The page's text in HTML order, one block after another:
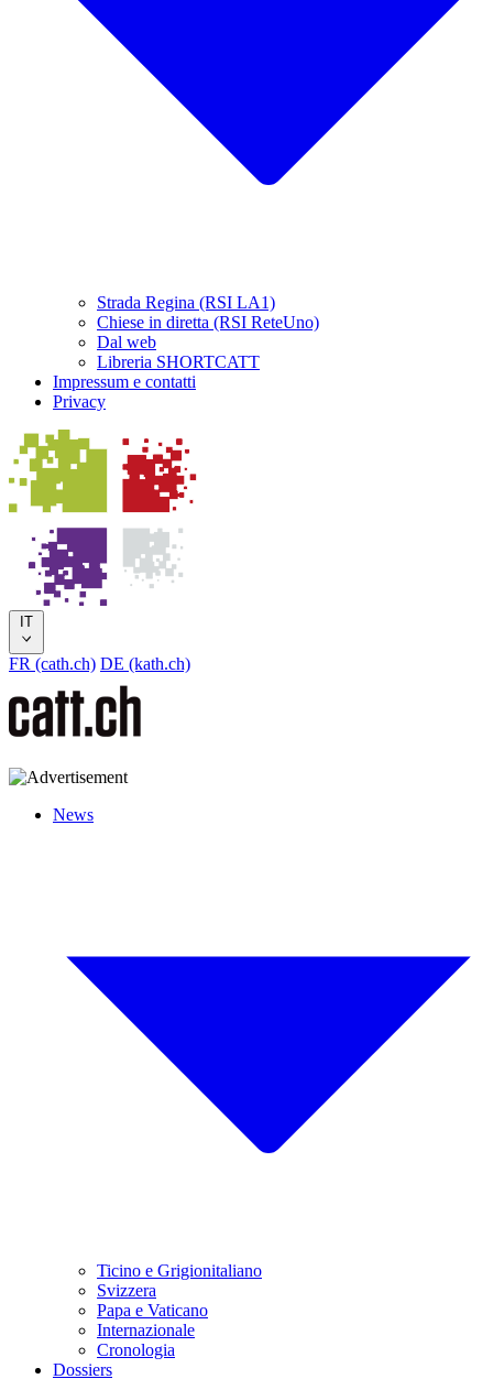
Strada Regina (RSI LA1)
Chiese in diretta (RSI ReteUno)
Dal web
Libreria SHORTCATT
Impressum e contatti
Privacy
IT
FR (cath.ch) DE (kath.ch)
News
Ticino e Grigionitaliano
Svizzera
Papa e Vaticano
Internazionale
Cronologia
Dossiers